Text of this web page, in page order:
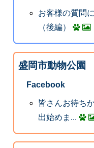
お客様の質問
（後編）
盛岡市動物公園
Facebook
皆さんお待ち
出始めま...